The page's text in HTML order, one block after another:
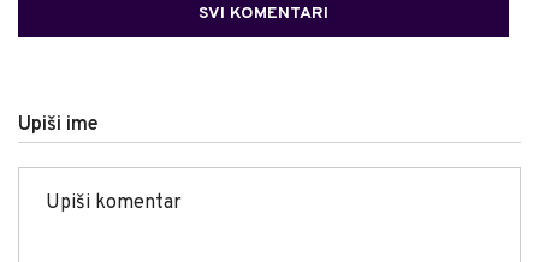
SVI KOMENTARI
Upiši ime